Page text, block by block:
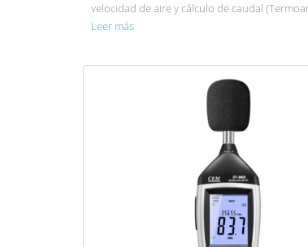
velocidad de aire y cálculo de caudal
Leer más